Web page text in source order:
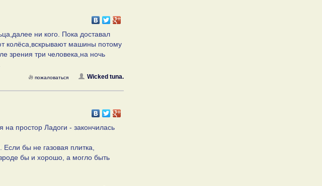
ни кого. Пока доставал
колёса,вскрывают машины потому
зрения три человека,на ночь
Wicked tuna.
пожаловаться
на простор Ладоги - закончилась
бы не газовая плитка,
бы и хорошо, а могло быть